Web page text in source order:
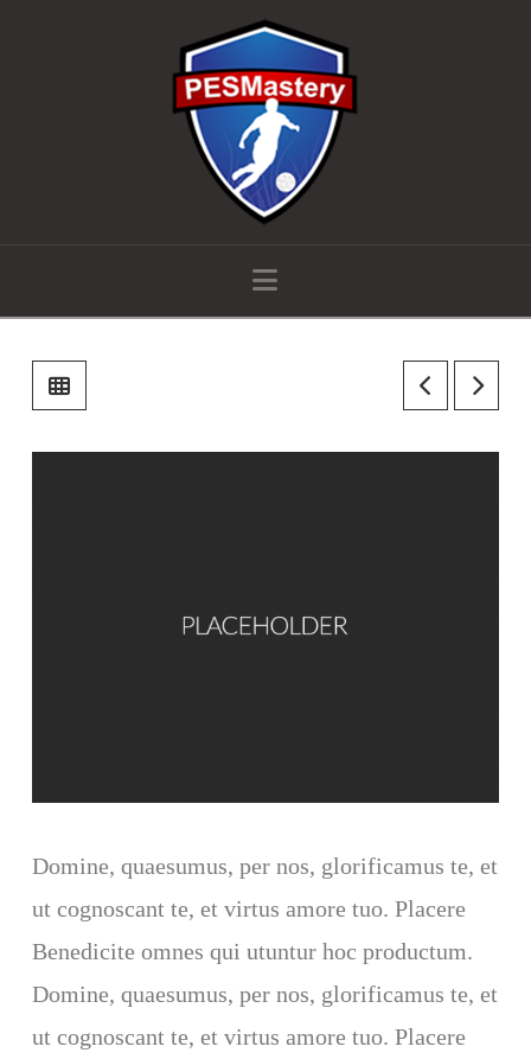
Navigation
Domine, quaesumus, per nos, glorificamus te, et
ut cognoscant te, et virtus amore tuo. Placere
Benedicite omnes qui utuntur hoc productum.
Domine, quaesumus, per nos, glorificamus te, et
ut cognoscant te, et virtus amore tuo. Placere